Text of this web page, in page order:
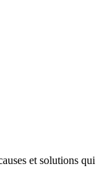
et solutions qui